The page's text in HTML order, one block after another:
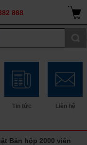
868
Tin tức Liên hệ
Bản hộp 2000 viên